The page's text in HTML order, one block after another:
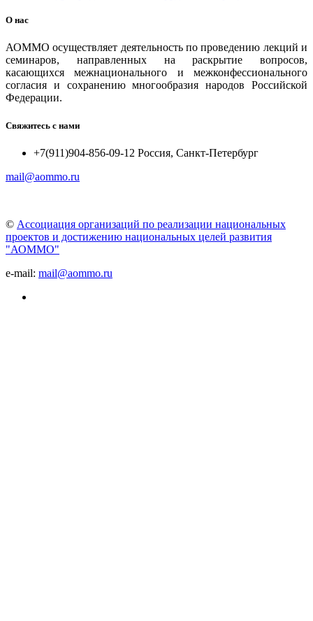
О нас
АОММО осуществляет деятельность по проведению лекций и
семинаров, направленных на раскрытие вопросов,
касающихся межнационального и межконфессионального
согласия и сохранению многообразия народов Российской
Федерации.
Свяжитесь с нами
+7(911)904-856-09-12 Россия, Санкт-Петербург
mail@aommo.ru
© Ассоциация организаций по реализации национальных
проектов и достижению национальных целей развития
"АОММО"
e-mail: mail@aommo.ru